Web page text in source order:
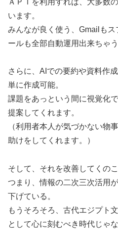
います。
みんなが良く使う、Gmailもス
ールも全部自動運用出来ちゃう
さらに、AIでの要約や資料作
単に作成可能。
課題をあっという間に視覚化
提案してくれます。
（利用者本人が気づかない物
助けをしてくれます。）
そして、それを改善してくの
つまり、情報の二次三次活用
下げている。
もうそろそろ、古代エジプト
として心に刻むべき時代じゃ